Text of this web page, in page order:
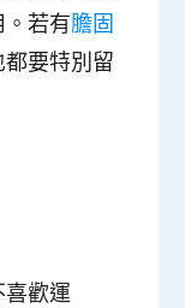
若有膽固
要特別留
喜歡運